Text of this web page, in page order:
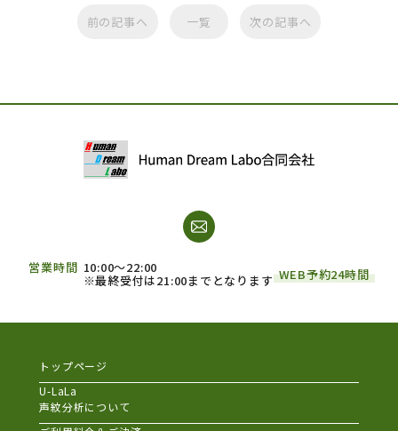
前の記事へ 一覧 次の記事へ
営業時間 10:00～22:00
※最終受付は21:00までとなります WEB予約24時間
トップページ
U-LaLa
声紋分析について